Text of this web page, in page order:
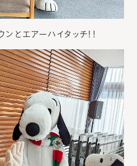
とエアーハイタッチ！！